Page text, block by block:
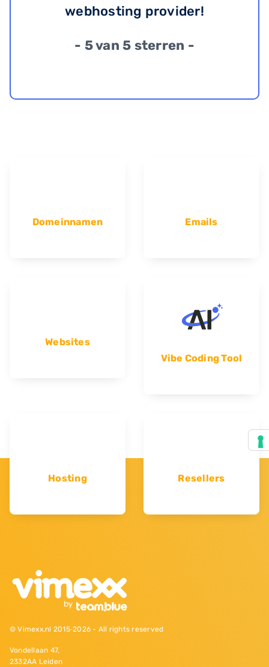
webhosting provider!
- 5 van 5 sterren -
Domeinnamen Emails
Websites
Vibe Coding Tool
Hosting Resellers
© Vimexx.nl 2015‐2026 - All rights reserved
Vondellaan 47,
2332AA Leiden